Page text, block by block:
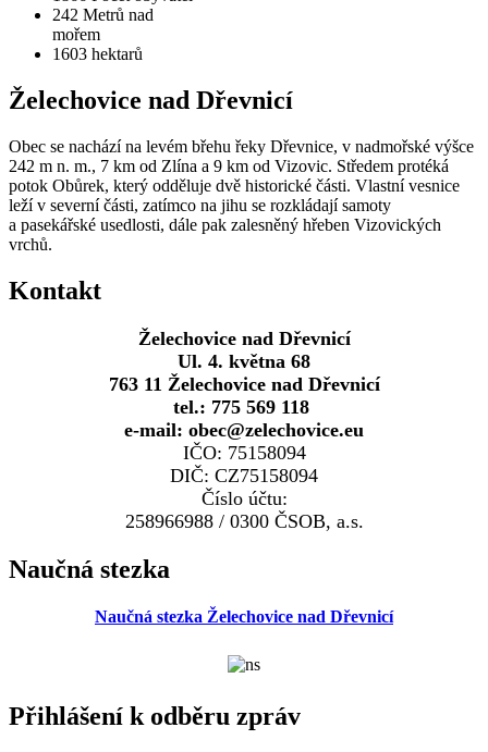
242 Metrů nad
mořem
1603 hektarů
Želechovice nad Dřevnicí
Obec se nachází na levém břehu řeky Dřevnice, v nadmořské výšce
242 m n. m., 7 km od Zlína a 9 km od Vizovic. Středem protéká
potok Obůrek, který odděluje dvě historické části. Vlastní vesnice
leží v severní části, zatímco na jihu se rozkládají samoty
a pasekářské usedlosti, dále pak zalesněný hřeben Vizovických
vrchů.
Kontakt
Želechovice nad Dřevnicí
Ul. 4. května 68
763 11 Želechovice nad Dřevnicí
tel.: 775 569 118
e-mail: obec@zelechovice.eu
IČO: 75158094
DIČ: CZ75158094
Číslo účtu:
258966988 / 0300 ČSOB, a.s.
Naučná stezka
Naučná stezka Želechovice nad Dřevnicí
Přihlášení k odběru zpráv